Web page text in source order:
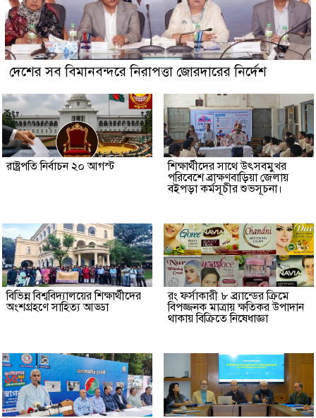
দেশের সব বিমানবন্দরে নিরাপত্তা জোরদারের নির্দেশ
রাষ্ট্রপতি নির্বাচন ২০ আগস্ট
শিক্ষার্থীদের সাথে উৎসবমুখর
পরিবেশে ব্রাক্ষণবাড়িয়া জেলায়
বইপড়া কর্মসূচীর শুভসূচনা।
বিভিন্ন বিশ্ববিদ্যালয়ের শিক্ষার্থীদের
অংশগ্রহণে সাহিত্য আড্ডা
রং ফর্সাকারী ৮ ব্র্যান্ডের ক্রিমে
বিপজ্জনক মাত্রায় ক্ষতিকর উপাদান
থাকায় বিক্রিতে নিষেধাজ্ঞা